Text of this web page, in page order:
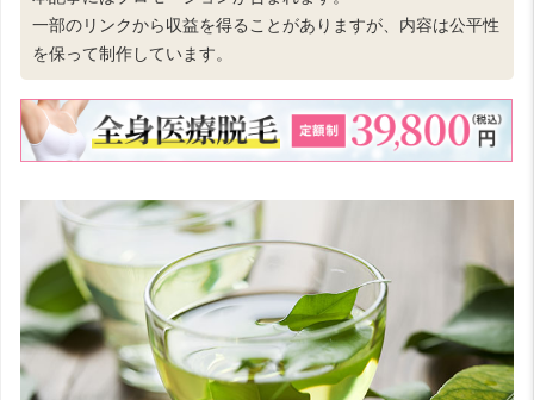
一部のリンクから収益を得ることがありますが、内容は公平性
を保って制作しています。